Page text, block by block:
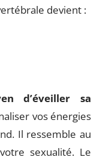
devient :
d’éveiller sa
vos énergies
Il ressemble au
sexualité. Le